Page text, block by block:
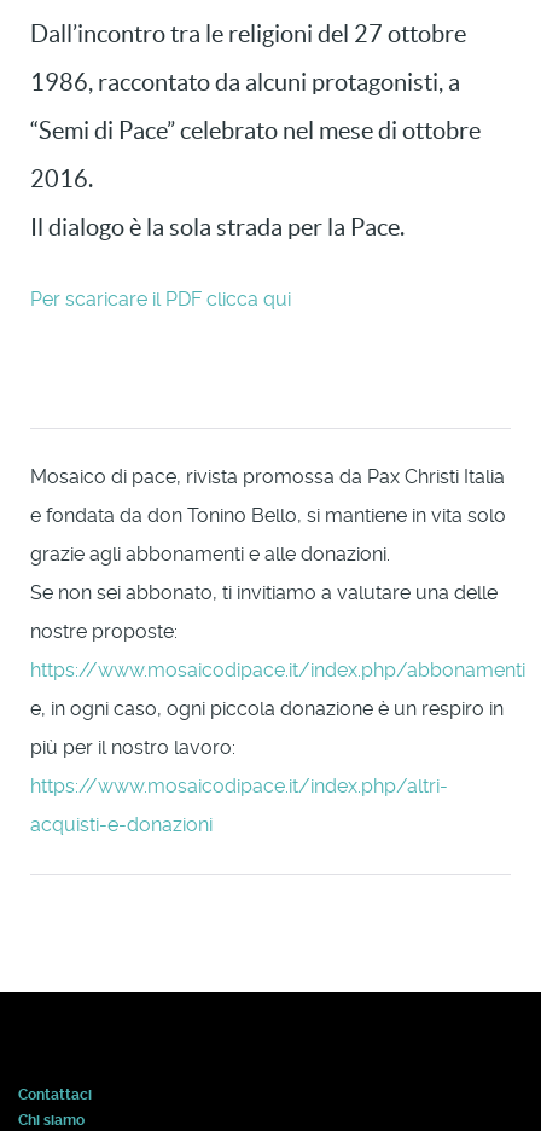
Dall’incontro tra le religioni del 27 ottobre
1986, raccontato da alcuni protagonisti, a
“Semi di Pace” celebrato nel mese di ottobre
2016.
Il dialogo è la sola strada per la Pace.
Per scaricare il PDF clicca qui
Mosaico di pace, rivista promossa da Pax Christi Italia
e fondata da don Tonino Bello, si mantiene in vita solo
grazie agli abbonamenti e alle donazioni.
Se non sei abbonato, ti invitiamo a valutare una delle
nostre proposte:
https://www.mosaicodipace.it/index.php/abbonamenti
e, in ogni caso, ogni piccola donazione è un respiro in
più per il nostro lavoro:
https://www.mosaicodipace.it/index.php/altri-
acquisti-e-donazioni
Contattaci
Chi siamo